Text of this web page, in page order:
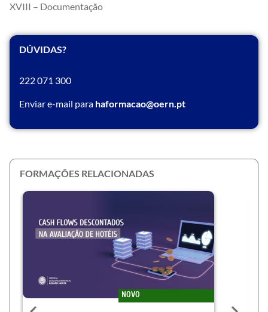
XVIII – Documentação
DÚVIDAS?
222 071 300
Enviar e-mail para haformacao@oern.pt
FORMAÇÕES RELACIONADAS
NOVO